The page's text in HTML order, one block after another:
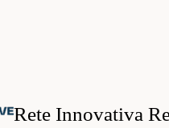
Rete Innovativa